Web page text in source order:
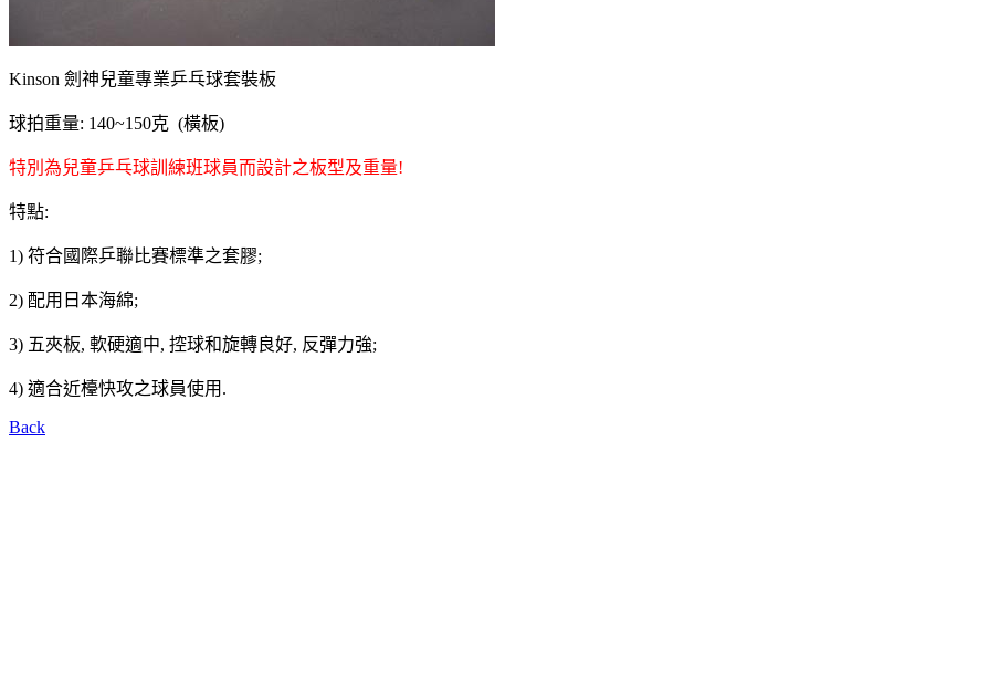
Kinson 劍神兒童專業乒乓球套裝板
球拍重量: 140~150克 (橫板)
特別為兒童乒乓球訓練班球員而設計之板型及重量!
特點:
1) 符合國際乒聯比賽標準之套膠;
2) 配用日本海綿;
3) 五夾板, 軟硬適中, 控球和旋轉良好, 反彈力強;
4) 適合近檯快攻之球員使用.
Back